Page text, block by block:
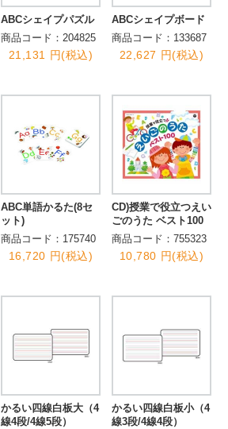
ABCシェイプパズル
商品コード：204825
21,131 円(税込)
ABCシェイプボード
商品コード：133687
22,627 円(税込)
ABC単語かるた(8セ
ット)
商品コード：175740
16,720 円(税込)
CD)授業で役立つえい
ごのうた ベスト100
商品コード：755323
10,780 円(税込)
かるい四線白板大（4
線4段/4線5段）
かるい四線白板小（4
線3段/4線4段）